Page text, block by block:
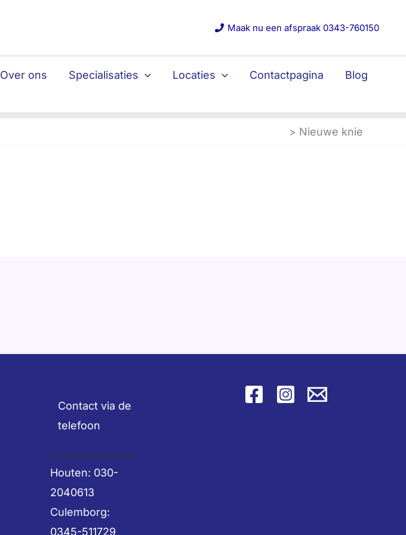
Maak nu een afspraak 0343-760150
Over ons Specialisaties Locaties Contactpagina
Blog
Nieuwe knie
Contact via de
telefoon
Houten: 030-
2040613
Culemborg:
0345-511729